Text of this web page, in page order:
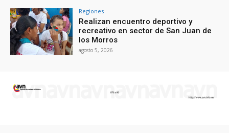
Regiones
Realizan encuentro deportivo y
recreativo en sector de San Juan de
los Morros
agosto 5, 2026